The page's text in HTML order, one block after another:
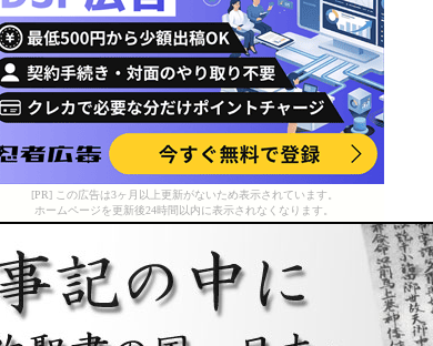
[PR] この広告は3ヶ月以上更新がないため表示されています。
ホームページを更新後24時間以内に表示されなくなります。